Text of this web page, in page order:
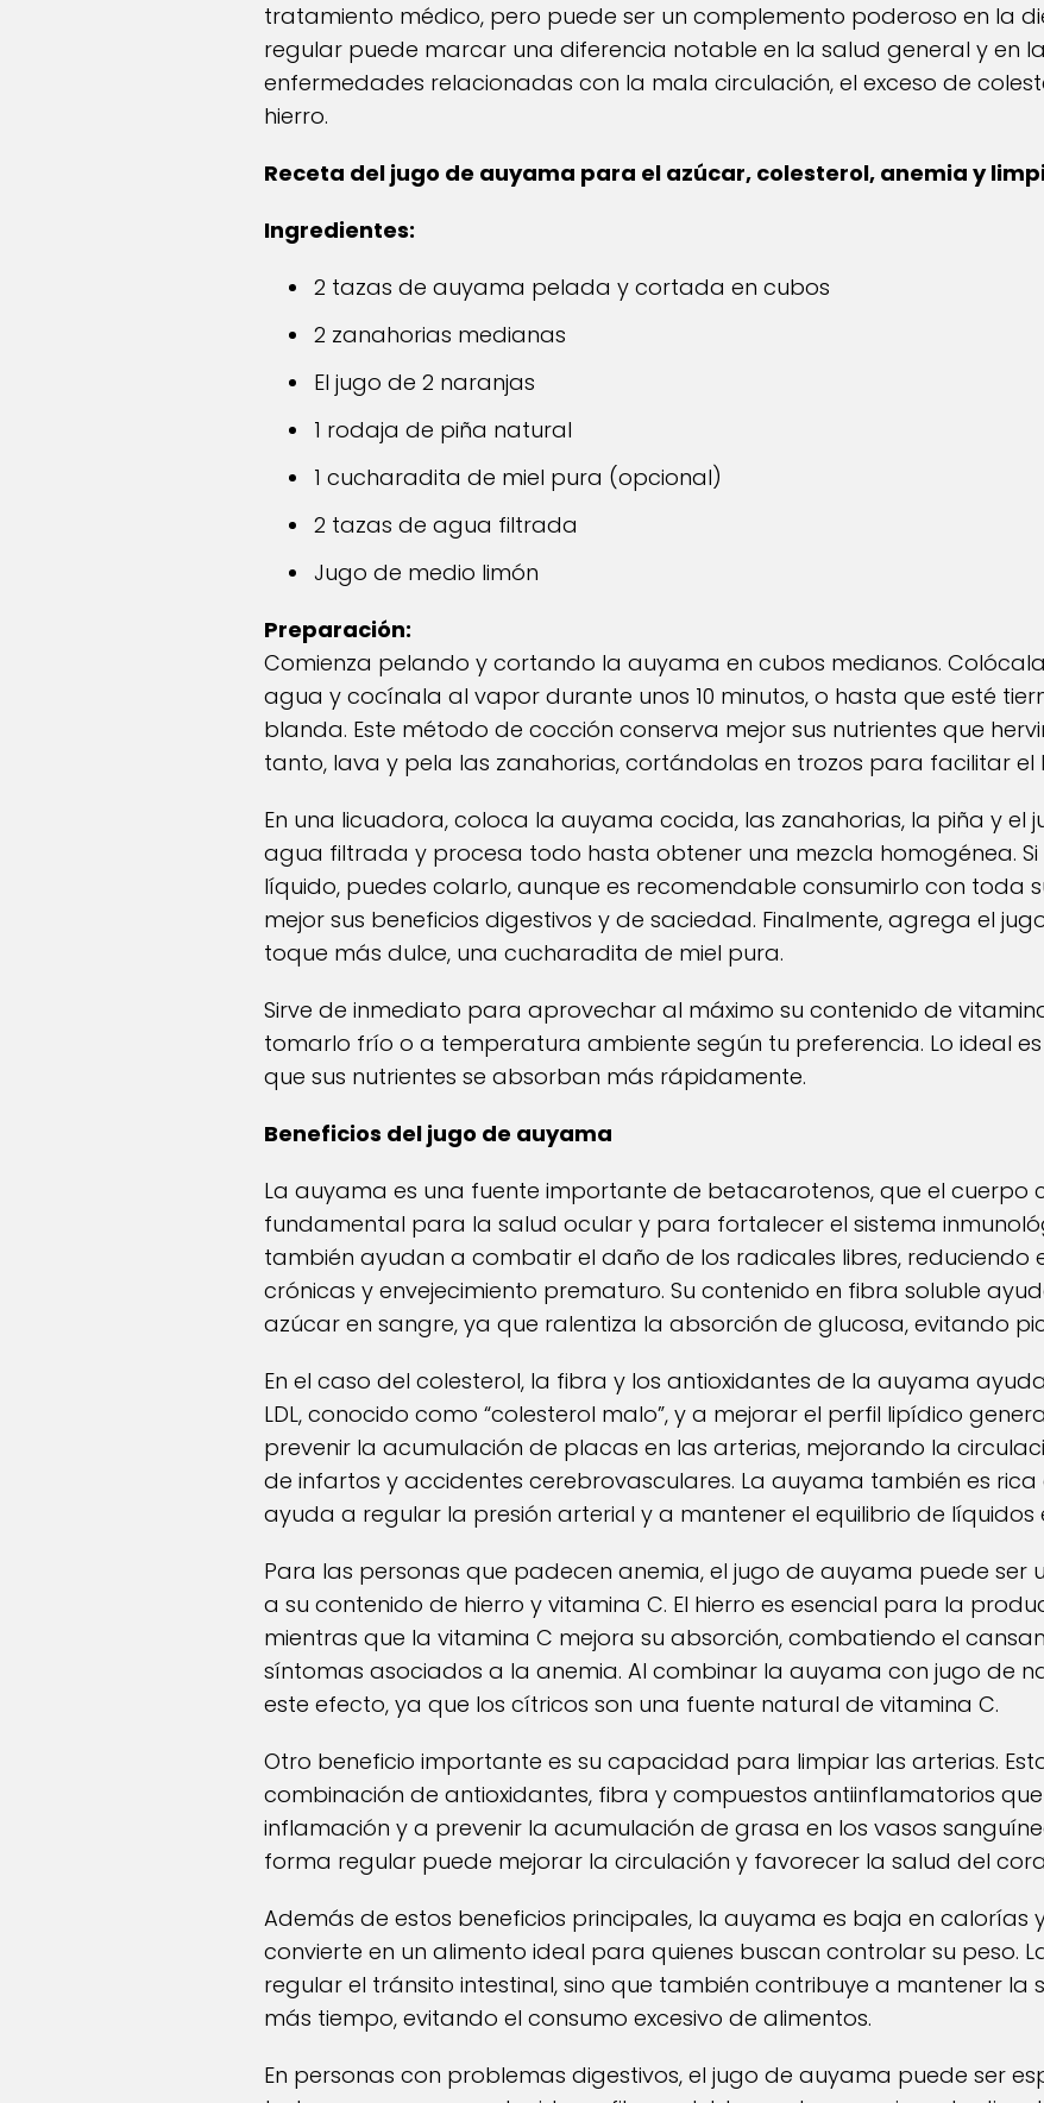
tratamiento médico, pero puede ser un complemento poderoso en la
regular puede marcar una diferencia notable en la salud general y en
enfermedades relacionadas con la mala circulación, el exceso de
hierro.
Receta del jugo de auyama para el azúcar, colesterol, anemia y
Ingredientes:
2 tazas de auyama pelada y cortada en cubos
2 zanahorias medianas
El jugo de 2 naranjas
1 rodaja de piña natural
1 cucharadita de miel pura (opcional)
2 tazas de agua filtrada
Jugo de medio limón
Preparación:
Comienza pelando y cortando la auyama en cubos medianos.
agua y cocínala al vapor durante unos 10 minutos, o hasta que esté
blanda. Este método de cocción conserva mejor sus nutrientes que
tanto, lava y pela las zanahorias, cortándolas en trozos para facilitar el
En una licuadora, coloca la auyama cocida, las zanahorias, la piña y el
agua filtrada y procesa todo hasta obtener una mezcla homogénea. Si
líquido, puedes colarlo, aunque es recomendable consumirlo con toda
mejor sus beneficios digestivos y de saciedad. Finalmente, agrega el
toque más dulce, una cucharadita de miel pura.
Sirve de inmediato para aprovechar al máximo su contenido de
tomarlo frío o a temperatura ambiente según tu preferencia. Lo ideal
que sus nutrientes se absorban más rápidamente.
Beneficios del jugo de auyama
La auyama es una fuente importante de betacarotenos, que el cuerpo
fundamental para la salud ocular y para fortalecer el sistema
también ayudan a combatir el daño de los radicales libres, reduciendo
crónicas y envejecimiento prematuro. Su contenido en fibra soluble
azúcar en sangre, ya que ralentiza la absorción de glucosa, evitando
En el caso del colesterol, la fibra y los antioxidantes de la auyama
LDL, conocido como “colesterol malo”, y a mejorar el perfil lipídico
prevenir la acumulación de placas en las arterias, mejorando la
de infartos y accidentes cerebrovasculares. La auyama también es rica
ayuda a regular la presión arterial y a mantener el equilibrio de líquidos
Para las personas que padecen anemia, el jugo de auyama puede ser
a su contenido de hierro y vitamina C. El hierro es esencial para la
mientras que la vitamina C mejora su absorción, combatiendo el
síntomas asociados a la anemia. Al combinar la auyama con jugo de
este efecto, ya que los cítricos son una fuente natural de vitamina C.
Otro beneficio importante es su capacidad para limpiar las arterias.
combinación de antioxidantes, fibra y compuestos antiinflamatorios
inflamación y a prevenir la acumulación de grasa en los vasos
forma regular puede mejorar la circulación y favorecer la salud del
Además de estos beneficios principales, la auyama es baja en calorías
convierte en un alimento ideal para quienes buscan controlar su peso.
regular el tránsito intestinal, sino que también contribuye a mantener la
más tiempo, evitando el consumo excesivo de alimentos.
En personas con problemas digestivos, el jugo de auyama puede ser